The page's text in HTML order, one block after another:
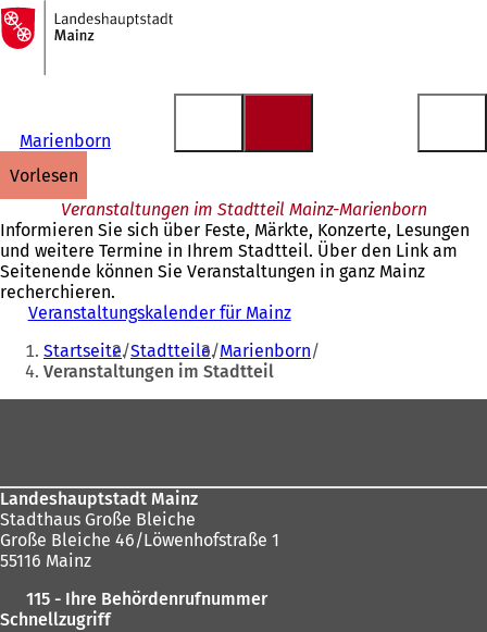
Inhalt anspringen
Zur
Startseite
Marienborn
vorlesen
Veranstaltungen im Stadtteil Mainz-Marienborn
Informieren Sie sich über Feste, Märkte, Konzerte, Lesungen
und weitere Termine in Ihrem Stadtteil. Über den Link am
Seitenende können Sie Veranstaltungen in ganz Mainz
recherchieren.
Veranstaltungskalender für Mainz
Sie
befinden
sich
Startseite Stadtteile Marienborn
Veranstaltungen im Stadtteil
Landeshauptstadt Mainz
Stadthaus Große Bleiche
Große Bleiche 46/Löwenhofstraße 1
55116 Mainz
115 - Ihre Behördenrufnummer
Schnellzugriff